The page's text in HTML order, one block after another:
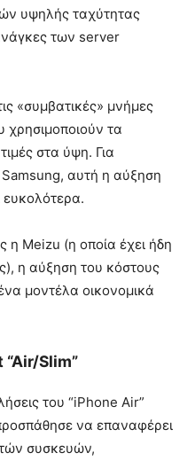
υψηλής ταχύτητας
των server
«συμβατικές» μνήμες
χρησιμοποιούν τα
στα ύψη. Για
αυτή η αύξηση
ευκολότερα.
η Meizu (η οποία έχει ήδη
η αύξηση του κόστους
μοντέλα οικονομικά
Slim”
του “iPhone Air”
να επαναφέρει
συσκευών,